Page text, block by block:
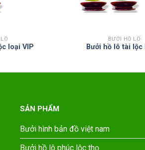
loại VIP
BƯỞI HỒ LÔ
Bưởi hồ lô tài lộc
SẢN PHẨM
Bưởi hình bản đồ việt nam
Bưởi hồ lô phúc lộc thọ